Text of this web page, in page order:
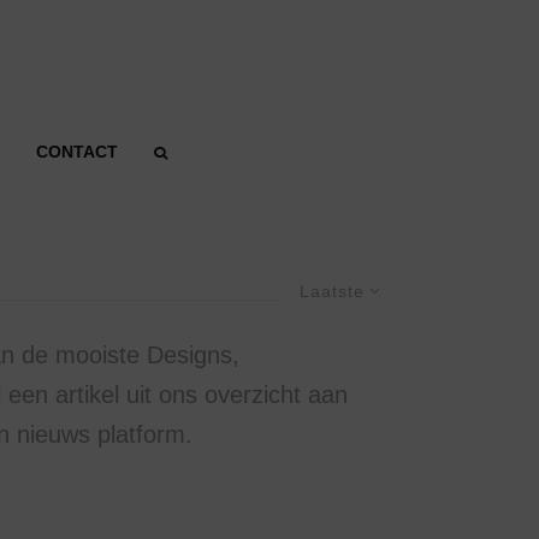
CONTACT
Laatste
de mooiste Designs,
artikel uit ons overzicht aan
nieuws platform.